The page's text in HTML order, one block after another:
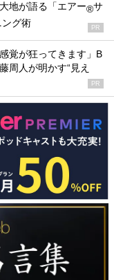
地が語る「エアー®サ
ング術 PR
覚が狂ってきます」B
周人が明かす“見え
PR